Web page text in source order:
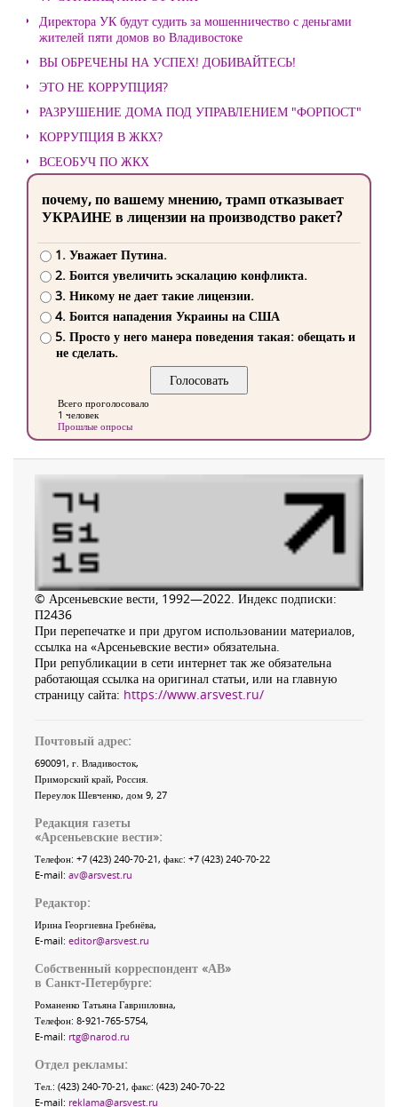
Директора УК будут судить за мошенничество с деньгами
жителей пяти домов во Владивостоке
ВЫ ОБРЕЧЕНЫ НА УСПЕХ! ДОБИВАЙТЕСЬ!
ЭТО НЕ КОРРУПЦИЯ?
РАЗРУШЕНИЕ ДОМА ПОД УПРАВЛЕНИЕМ "ФОРПОСТ"
КОРРУПЦИЯ В ЖКХ?
ВСЕОБУЧ ПО ЖКХ
почему, по вашему мнению, трамп отказывает
УКРАИНЕ в лицензии на производство ракет?
1. Уважает Путина.
2. Боится увеличить эскалацию конфликта.
3. Никому не дает такие лицензии.
4. Боится нападения Украины на США
5. Просто у него манера поведения такая: обещать и
не сделать.
Всего проголосовало
1 человек
Прошлые опросы
© Арсеньевские вести, 1992—2022. Индекс подписки:
П2436
При перепечатке и при другом использовании материалов,
ссылка на «Арсеньевские вести» обязательна.
При републикации в сети интернет так же обязательна
работающая ссылка на оригинал статьи, или на главную
страницу сайта: https://www.arsvest.ru/
Почтовый адрес:
690091, г. Владивосток,
Приморский край, Россия
Переулок Шевченко, дом 9, 27
Редакция газеты
«Арсеньевские вести»:
Телефон: +7 (423) 240-70-21, факс: +7 (423) 240-70-22
E-mail: av@arsvest.ru
Редактор:
Ирина Георгиевна Гребнёва,
E-mail: editor@arsvest.ru
Собственный корреспондент «АВ»
в Санкт-Петербурге:
Романенко Татьяна Гаврииловна,
Телефон: 8-921-765-5754,
E-mail: rtg@narod.ru
Отдел рекламы:
Тел.: (423) 240-70-21, факс: (423) 240-70-22
E-mail: reklama@arsvest.ru